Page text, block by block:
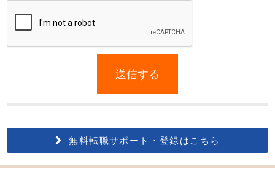
this
送信する
無料転職サポート・登録はこちら